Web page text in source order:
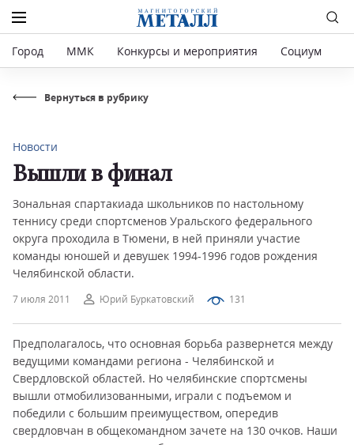
Город ММК Конкурсы и мероприятия Социум
Вернуться в рубрику
7 июля 2011 Юрий Буркатовский 131
Новости
Вышли в финал
Зональная спартакиада школьников по настольному
теннису среди спортсменов Уральского федерального
округа проходила в Тюмени, в ней приняли участие
команды юношей и девушек 1994-1996 годов рождения
Челябинской области.
Предполагалось, что основная борьба развернется между
ведущими командами региона - Челябинской и
Свердловской областей. Но челябинские спортсмены
вышли отмобилизованными, играли с подъемом и
победили с большим преимуществом, опередив
свердловчан в общекомандном зачете на 130 очков. Наши